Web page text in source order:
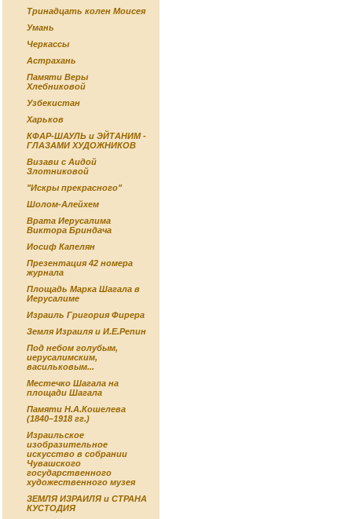
Тринадцать колен Моисея
Умань
Черкассы
Астрахань
Памяти Веры
Хлебниковой
Узбекистан
Харьков
КФАР-ШАУЛЬ и ЭЙТАНИМ -
ГЛАЗАМИ ХУДОЖНИКОВ
Визави с Аидой
Злотниковой
"Искры прекрасного"
Шолом-Алейхем
Врата Иерусалима
Виктора Бриндача
Иосиф Капелян
Презентация 42 номера
журнала
Площадь Марка Шагала в
Иерусалиме
Израиль Григория Фирера
Земля Израиля и И.Е.Репин
Под небом голубым,
иерусалимским,
васильковым...
Местечко Шагала на
площади Шагала
Памяти Н.А.Кошелева
(1840–1918 гг.)
Израильское
изобразительное
искусство в собрании
Чувашского
государственного
художественного музея
ЗЕМЛЯ ИЗРАИЛЯ и СТРАНА
КУСТОДИЯ